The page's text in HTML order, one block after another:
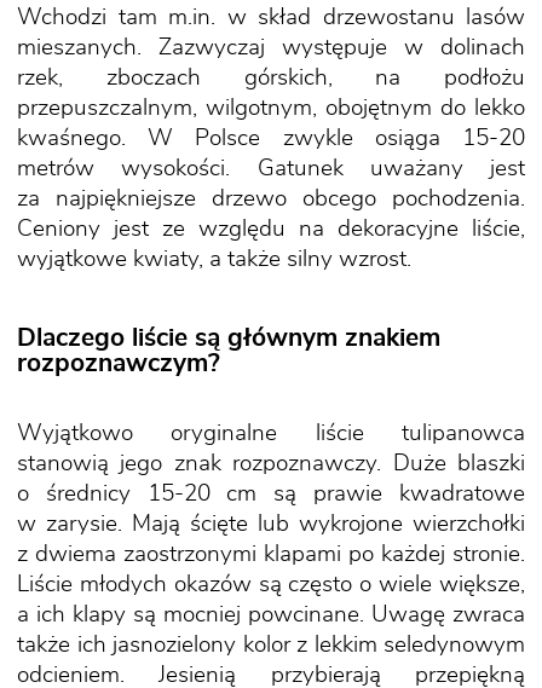
Wchodzi tam m.in. w skład drzewostanu lasów
mieszanych. Zazwyczaj występuje w dolinach
rzek, zboczach górskich, na podłożu
przepuszczalnym, wilgotnym, obojętnym do lekko
kwaśnego. W Polsce zwykle osiąga 15-20
metrów wysokości. Gatunek uważany jest
za najpiękniejsze drzewo obcego pochodzenia.
Ceniony jest ze względu na dekoracyjne liście,
wyjątkowe kwiaty, a także silny wzrost.
Dlaczego liście są głównym znakiem
rozpoznawczym?
Wyjątkowo oryginalne liście tulipanowca
stanowią jego znak rozpoznawczy. Duże blaszki
o średnicy 15-20 cm są prawie kwadratowe
w zarysie. Mają ścięte lub wykrojone wierzchołki
z dwiema zaostrzonymi klapami po każdej stronie.
Liście młodych okazów są często o wiele większe,
a ich klapy są mocniej powcinane. Uwagę zwraca
także ich jasnozielony kolor z lekkim seledynowym
odcieniem. Jesienią przybierają przepiękną